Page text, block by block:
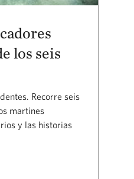
los seis
Recorre seis
martines
y las historias